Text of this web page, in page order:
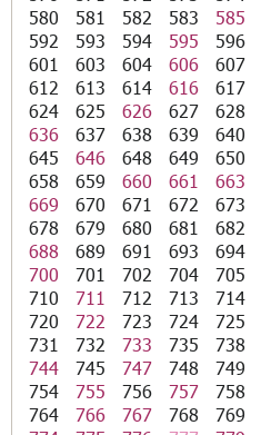
580
581 582 583 585
592
593 594 595 596
601
603 604 606 607
612
613 614 616 617
624
625 626 627 628
636
637 638 639 640
645
646 648 649 650
658
659 660 661 663
669
670 671 672 673
678
679 680 681 682
688
689 691 693 694
700
701 702 704 705
710
711 712 713 714
720
722 723 724 725
731
732 733 735 738
744
745 747 748 749
754
755 756 757 758
764
766 767 768 769